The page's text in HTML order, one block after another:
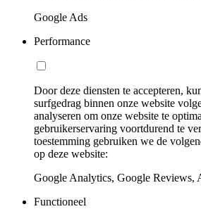
Google Ads
Performance
Door deze diensten te accepteren,
surfgedrag binnen onze website
analyseren om onze website te
gebruikerservaring voortdurend te
toestemming gebruiken we de
op deze website:
Google Analytics, Google Reviews,
Functioneel